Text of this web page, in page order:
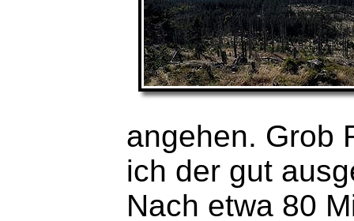
angehen. Grob
ich der gut
Nach etwa 80